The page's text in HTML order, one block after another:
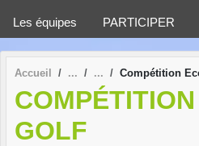
Les équipes PARTICIPER
Accueil Compétition
GOLF